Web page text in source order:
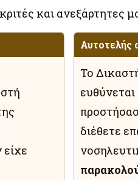
και ανεξάρτητες
Αυτοτελής
Το
ευθύνεται
διέθετε